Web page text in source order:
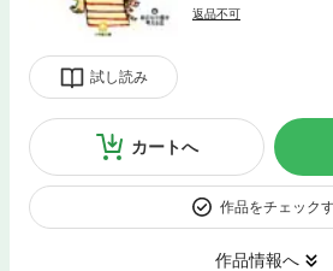
試し読み
返品不可
カートへ
作品をチェック
作品情報へ